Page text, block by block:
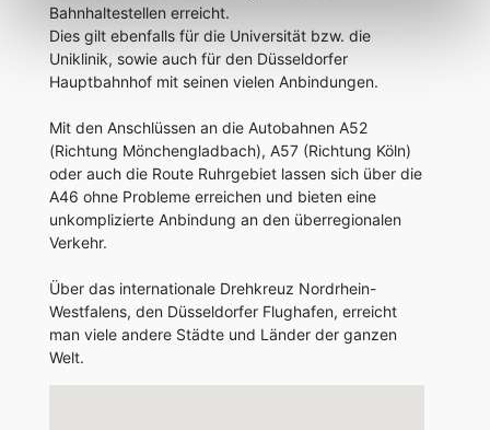
Bahnhaltestellen erreicht.
Dies gilt ebenfalls für die Universität bzw. die
Uniklinik, sowie auch für den Düsseldorfer
Hauptbahnhof mit seinen vielen Anbindungen.
Mit den Anschlüssen an die Autobahnen A52
(Richtung Mönchengladbach), A57 (Richtung Köln)
oder auch die Route Ruhrgebiet lassen sich über die
A46 ohne Probleme erreichen und bieten eine
unkomplizierte Anbindung an den überregionalen
Verkehr.
Über das internationale Drehkreuz Nordrhein-
Westfalens, den Düsseldorfer Flughafen, erreicht
man viele andere Städte und Länder der ganzen
Welt.